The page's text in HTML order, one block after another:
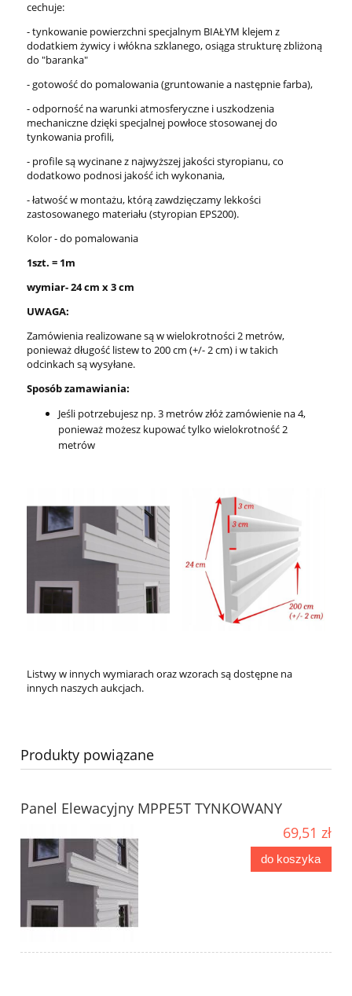
cechuje:
- tynkowanie powierzchni specjalnym BIAŁYM klejem z
dodatkiem żywicy i włókna szklanego, osiąga strukturę zbliżoną
do "baranka"
- gotowość do pomalowania (gruntowanie a następnie farba),
- odporność na warunki atmosferyczne i uszkodzenia
mechaniczne dzięki specjalnej powłoce stosowanej do
tynkowania profili,
- profile są wycinane z najwyższej jakości styropianu, co
dodatkowo podnosi jakość ich wykonania,
- łatwość w montażu, którą zawdzięczamy lekkości
zastosowanego materiału (styropian EPS200).
Kolor - do pomalowania
1szt. = 1m
wymiar- 24 cm x 3 cm
UWAGA:
Zamówienia realizowane są w wielokrotności 2 metrów,
ponieważ długość listew to 200 cm (+/- 2 cm) i w takich
odcinkach są wysyłane.
Sposób zamawiania:
Jeśli potrzebujesz np. 3 metrów złóż zamówienie na 4,
ponieważ możesz kupować tylko wielokrotność 2
metrów
Listwy w innych wymiarach oraz wzorach są dostępne na
innych naszych aukcjach.
Produkty powiązane
Panel Elewacyjny MPPE5T TYNKOWANY
69,51 zł
do koszyka